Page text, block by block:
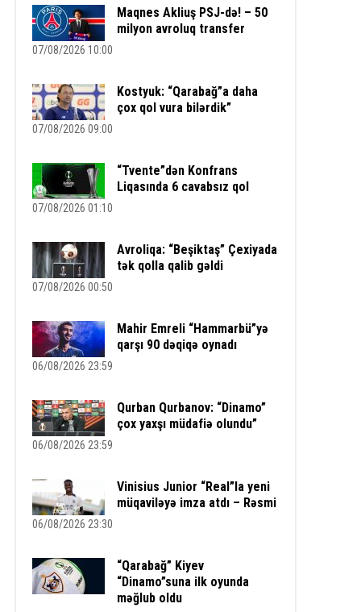
Maqnes Akliuş PSJ-də! – 50
milyon avroluq transfer
07/08/2026 10:00
Kostyuk: “Qarabağ”a daha
çox qol vura bilərdik”
07/08/2026 09:00
“Tvente”dən Konfrans
Liqasında 6 cavabsız qol
07/08/2026 01:10
Avroliqa: “Beşiktaş” Çexiyada
tək qolla qalib gəldi
07/08/2026 00:50
Mahir Emreli “Hammarbü”yə
qarşı 90 dəqiqə oynadı
06/08/2026 23:59
Qurban Qurbanov: “Dinamo”
çox yaxşı müdafiə olundu”
06/08/2026 23:59
Vinisius Junior “Real”la yeni
müqaviləyə imza atdı – Rəsmi
06/08/2026 23:30
“Qarabağ” Kiyev
“Dinamo”suna ilk oyunda
məğlub oldu